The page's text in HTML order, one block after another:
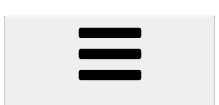
COUNTRYHOME
Wo die (Country-) Musik Zuhause ist